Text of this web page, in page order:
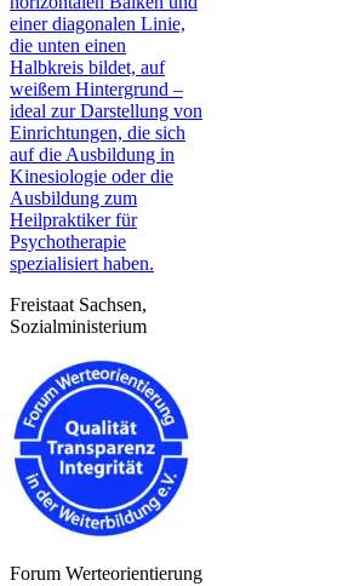
Freistaat Sachsen,
Sozialministerium
Forum Werteorientierung